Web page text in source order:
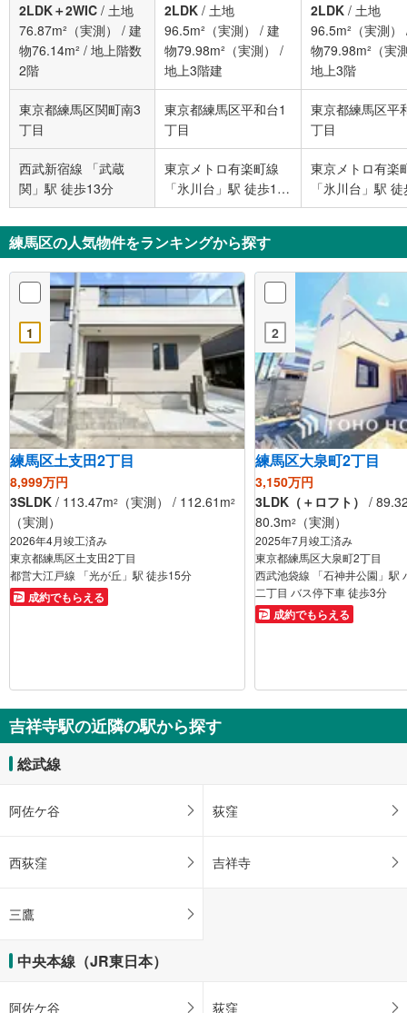
2LDK＋2WIC / 土地
76.87m²（実測）
/ 建
物76.14m² / 地上階数
2階
2LDK / 土地
96.5m²（実測）
/ 建
物79.98m²（実測）
/
地上3階建
2LDK / 土地
96.5m²（実測）
物79.98m²（実
地上3階
東京都練馬区関町南3
丁目
東京都練馬区平和台1
丁目
東京都練馬区平
丁目
西武新宿線 「武蔵
関」駅 徒歩13分
東京メトロ有楽町線
「氷川台」駅 徒歩14
分
東京メトロ有楽
「氷川台」駅
分
練馬区の人気物件をランキングから探す
1
練馬区土支田2丁目
8,999万円
3SLDK / 113.47m2 （実測） / 112.61m2
（実測）
2026年4月竣工済み
東京都練馬区土支田2丁目
都営大江戸線 「光が丘」駅 徒歩15分
成約でもらえる
2
練馬区大泉町2丁目
3,150万円
3LDK（＋ロフト） /
80.3m2 （実測）
2025年7月竣工済み
東京都練馬区大泉町2丁目
西武池袋線 「石神井公園」駅
二丁目 バス停下車 徒歩3分
成約でもらえる
吉祥寺駅の近隣の駅から探す
総武線
阿佐ケ谷 荻窪
西荻窪 吉祥寺
三鷹
中央本線（JR東日本）
阿佐ケ谷 荻窪